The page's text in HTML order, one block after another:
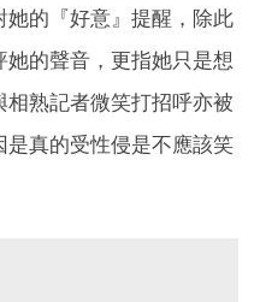
的『好意』提醒，除此
的聲音，更指她只是想
熟記者微笑打招呼亦被
真的受性侵是不應該笑